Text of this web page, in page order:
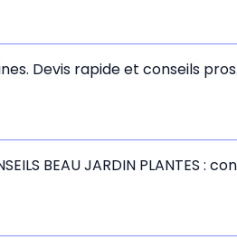
Devis rapide et conseils
BEAU JARDIN PLANTES :